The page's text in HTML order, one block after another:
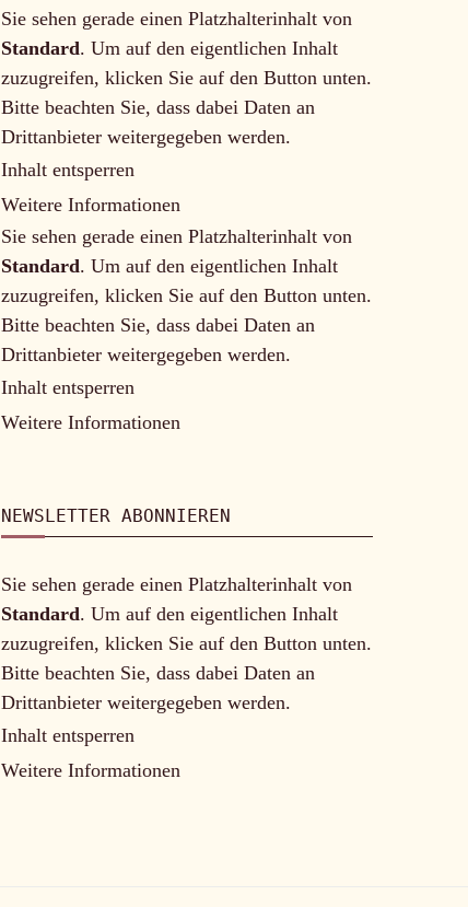
Sie sehen gerade einen Platzhalterinhalt von
Standard. Um auf den eigentlichen Inhalt
zuzugreifen, klicken Sie auf den Button unten.
Bitte beachten Sie, dass dabei Daten an
Drittanbieter weitergegeben werden.
Inhalt entsperren
Weitere Informationen
Sie sehen gerade einen Platzhalterinhalt von
Standard. Um auf den eigentlichen Inhalt
zuzugreifen, klicken Sie auf den Button unten.
Bitte beachten Sie, dass dabei Daten an
Drittanbieter weitergegeben werden.
Inhalt entsperren
Weitere Informationen
NEWSLETTER ABONNIEREN
Sie sehen gerade einen Platzhalterinhalt von
Standard. Um auf den eigentlichen Inhalt
zuzugreifen, klicken Sie auf den Button unten.
Bitte beachten Sie, dass dabei Daten an
Drittanbieter weitergegeben werden.
Inhalt entsperren
Weitere Informationen